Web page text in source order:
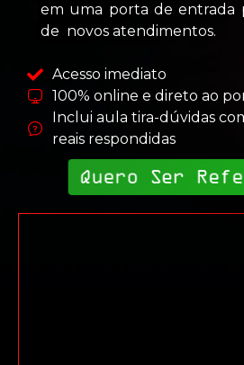
em uma porta de entrada
de novos atendimentos.
Acesso imediato
100% online e direto ao
Inclui aula tira-dúvidas
reais respondidas
Quero Ser